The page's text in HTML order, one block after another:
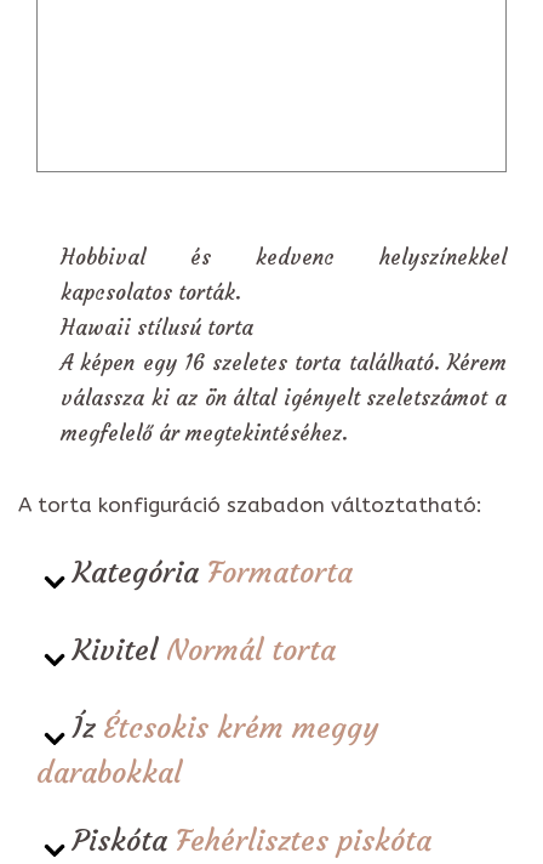
Hobbival és kedvenc helyszínekkel
kapcsolatos torták.
Hawaii stílusú torta
A képen egy 16 szeletes torta található. Kérem
válassza ki az ön által igényelt szeletszámot a
megfelelő ár megtekintéséhez.
A torta konfiguráció szabadon változtatható:
Kategória Formatorta
Kivitel Normál torta
Íz Étcsokis krém meggy
darabokkal
Piskóta Fehérlisztes piskóta